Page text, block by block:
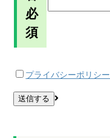
必
須
プライバシーポリシー